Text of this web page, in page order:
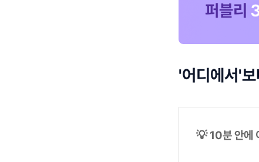
'어디에서'
💡 10분 안에